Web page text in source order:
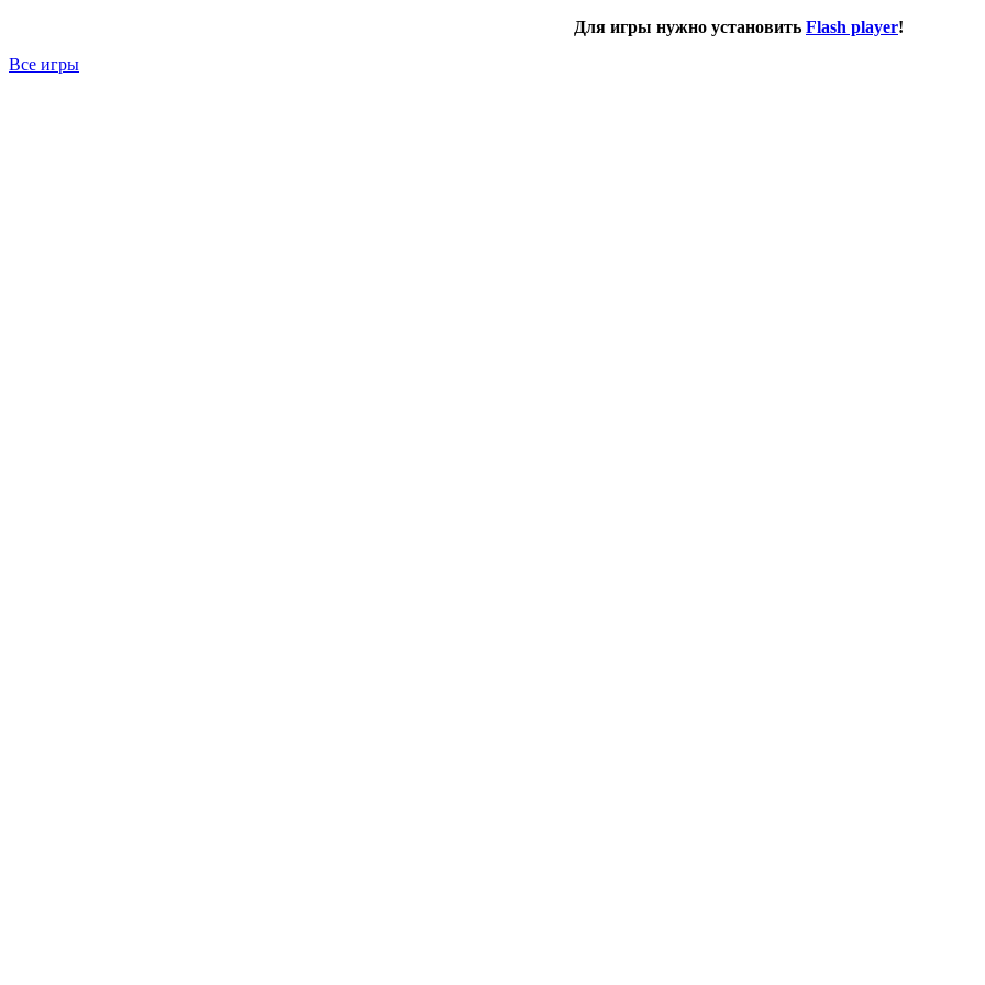
Для игры нужно установить Flash player!
Все игры